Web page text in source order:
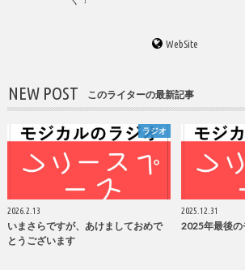
WebSite
NEW POST このライターの最新記事
ラジオ
2026.2.13
いまさらですが、あけましておめで
とうございます
2025.12.31
2025年最後の